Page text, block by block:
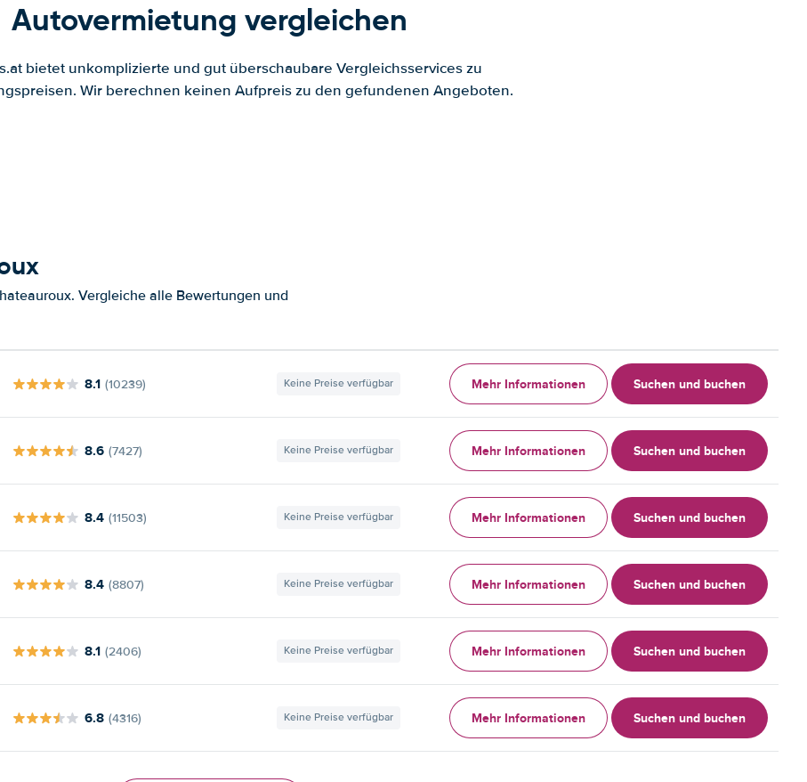
Autovermietung vergleichen
bietet unkomplizierte und gut überschaubare Vergleichsservices zu
Wir berechnen keinen Aufpreis zu den gefundenen Angeboten.
Vergleiche alle Bewertungen und
8.1 (10239) Keine Preise verfügbar Mehr Informationen Suchen und buchen
8.6 (7427) Keine Preise verfügbar Mehr Informationen Suchen und buchen
8.4 (11503) Keine Preise verfügbar Mehr Informationen Suchen und buchen
8.4 (8807) Keine Preise verfügbar Mehr Informationen Suchen und buchen
8.1 (2406) Keine Preise verfügbar Mehr Informationen Suchen und buchen
6.8 (4316) Keine Preise verfügbar Mehr Informationen Suchen und buchen